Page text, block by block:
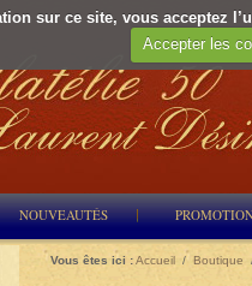
sur ce site, vous acceptez
Accepter les
NOUVEAUTÉS
Vous êtes ici :Accueil / Boutique